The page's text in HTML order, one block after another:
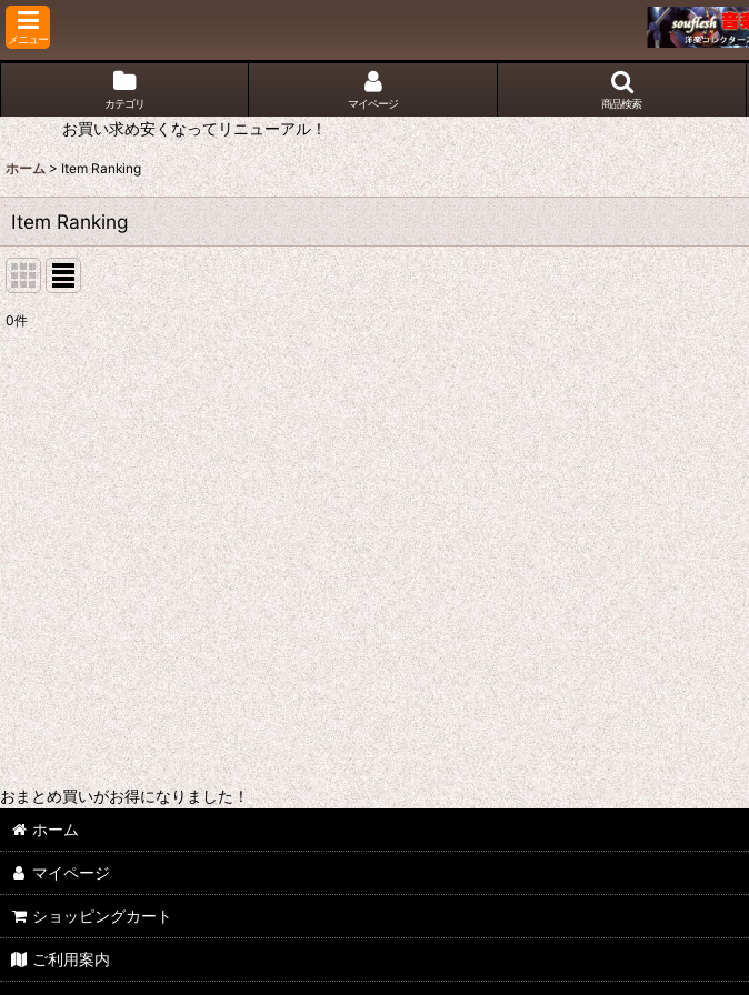
メニュー
カテゴリ マイページ 商品検索
お買い求め安くなってリニューアル！
ホーム > Item Ranking
Item Ranking
0件
おまとめ買いがお得になりました！
ホーム
マイページ
ショッピングカート
ご利用案内